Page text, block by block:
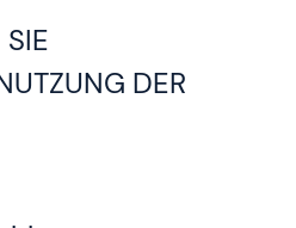
DER